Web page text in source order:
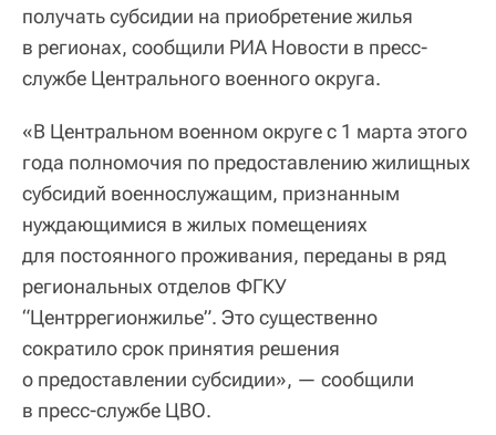
получать субсидии на приобретение жилья
в регионах, сообщили РИА Новости в пресс-
службе Центрального военного округа.
«В Центральном военном округе с 1 марта этого
года полномочия по предоставлению жилищных
субсидий военнослужащим, признанным
нуждающимися в жилых помещениях
для постоянного проживания, переданы в ряд
региональных отделов ФГКУ
“Центррегионжилье”. Это существенно
сократило срок принятия решения
о предоставлении субсидии», — сообщили
в пресс-службе ЦВО.